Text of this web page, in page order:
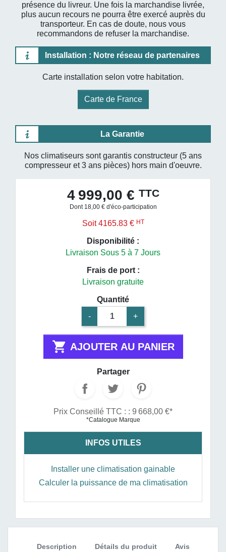
présence du livreur. Une fois la marchandise livrée,
plus aucun recours ne pourra être exercé auprès du
transporteur. En cas de doute, nous vous
recommandons de refuser la marchandise.
Installation : Notre réseau de partenaires
Carte installation selon votre habitation.
Carte de France
La Garantie
Nos climatiseurs sont garantis constructeur (5 ans
compresseur et 3 ans pièces) hors main d'oeuvre.
4 999,00 € TTC
Dont 18,00 € d'éco-participation
Soit 4165.83 € HT
Disponibilité :
Livraison Sous 5 à 7 Jours
Frais de port :
Livraison gratuite
Quantité
-
+
 AJOUTER AU PANIER
Partager
Prix Conseillé TTC : : 9 668,00 €*
*Catalogue Marque
INFOS UTILES
Installer une climatisation gainable
Calculer la puissance de ma climatisation
Description Détails du produit Avis